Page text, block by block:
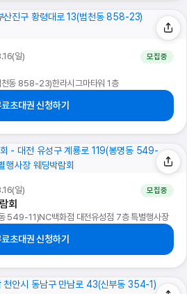
일) 모집중
천동 858-23)한라시그마타워 1층
초대권 신청하기
일) 모집중
회
549-11)NC백화점 대전유성점 7층 특별행사장
초대권 신청하기